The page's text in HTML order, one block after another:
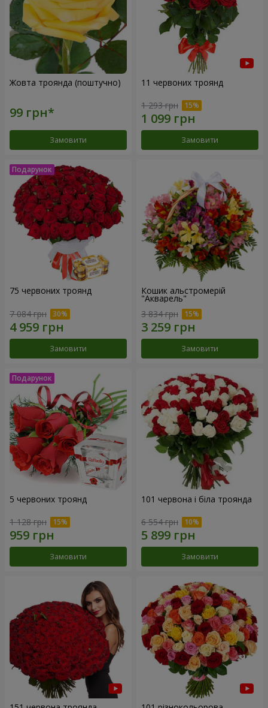
Жовта троянда (поштучно)
Замовити
11 червоних троянд
1 293 грн
Замовити
75 червоних троянд
7 084 грн
Замовити
Кошик альстромерій
"Акварель"
3 834 грн
Замовити
5 червоних троянд
1 128 грн
Замовити
101 червона і біла троянда
6 554 грн
Замовити